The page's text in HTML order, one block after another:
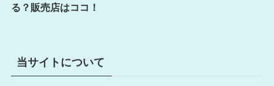
る？販売店はココ！
当サイトについて